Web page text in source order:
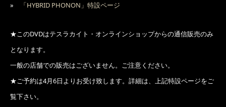
» 「HYBRID PHONON」特設ページ
★このDVDはテスラカイト・オンラインショップからの通信販売のみ
となります。
一般の店舗での販売はございません。ご注意ください。
★ご予約は4月6日よりお受け致します。詳細は、上記特設ページをご
覧下さい。